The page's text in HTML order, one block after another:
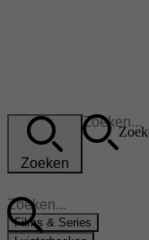
Zoeken
Films & Series